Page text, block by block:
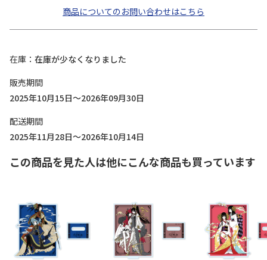
商品についてのお問い合わせはこちら
在庫
在庫が少なくなりました
販売期間
2025年10月15日～2026年09月30日
配送期間
2025年11月28日～2026年10月14日
この商品を見た人は他にこんな商品も買っています